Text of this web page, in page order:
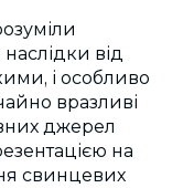
наслідки від
і особливо
вразливі
джерел
на
свинцевих